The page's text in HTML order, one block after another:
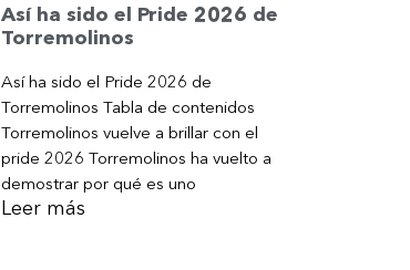
Así ha sido el Pride 2026 de
Torremolinos
Así ha sido el Pride 2026 de
Torremolinos Tabla de contenidos
Torremolinos vuelve a brillar con el
pride 2026 Torremolinos ha vuelto a
demostrar por qué es uno
Leer más